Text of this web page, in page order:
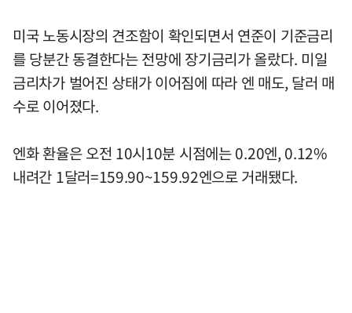
미국 노동시장의 견조함이 확인되면서 연준이 기준금리
를 당분간 동결한다는 전망에 장기금리가 올랐다. 미일
금리차가 벌어진 상태가 이어짐에 따라 엔 매도, 달러 매
수로 이어졌다.
엔화 환율은 오전 10시10분 시점에는 0.20엔, 0.12%
내려간 1달러=159.90~159.92엔으로 거래됐다.